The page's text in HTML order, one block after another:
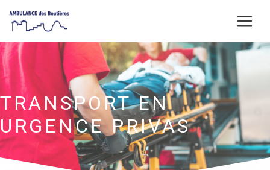
TRANSPORT EN
URGENCE PRIVAS